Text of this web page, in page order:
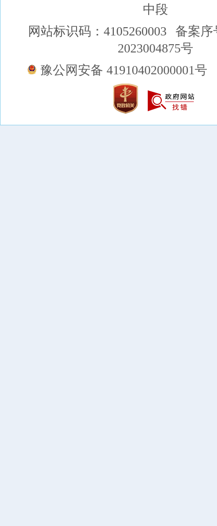
中段
网站标识码：4105260003
备案序
2023004875号
豫公网安备 41910402000001号